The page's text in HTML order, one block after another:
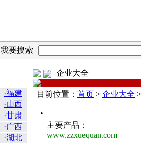
我要搜索
·福建
·山西
·甘肃
·广西
·湖北
企业大全
目前位置： 首页 > 企业大全
•
主要产品：
www.zzxuequan.com